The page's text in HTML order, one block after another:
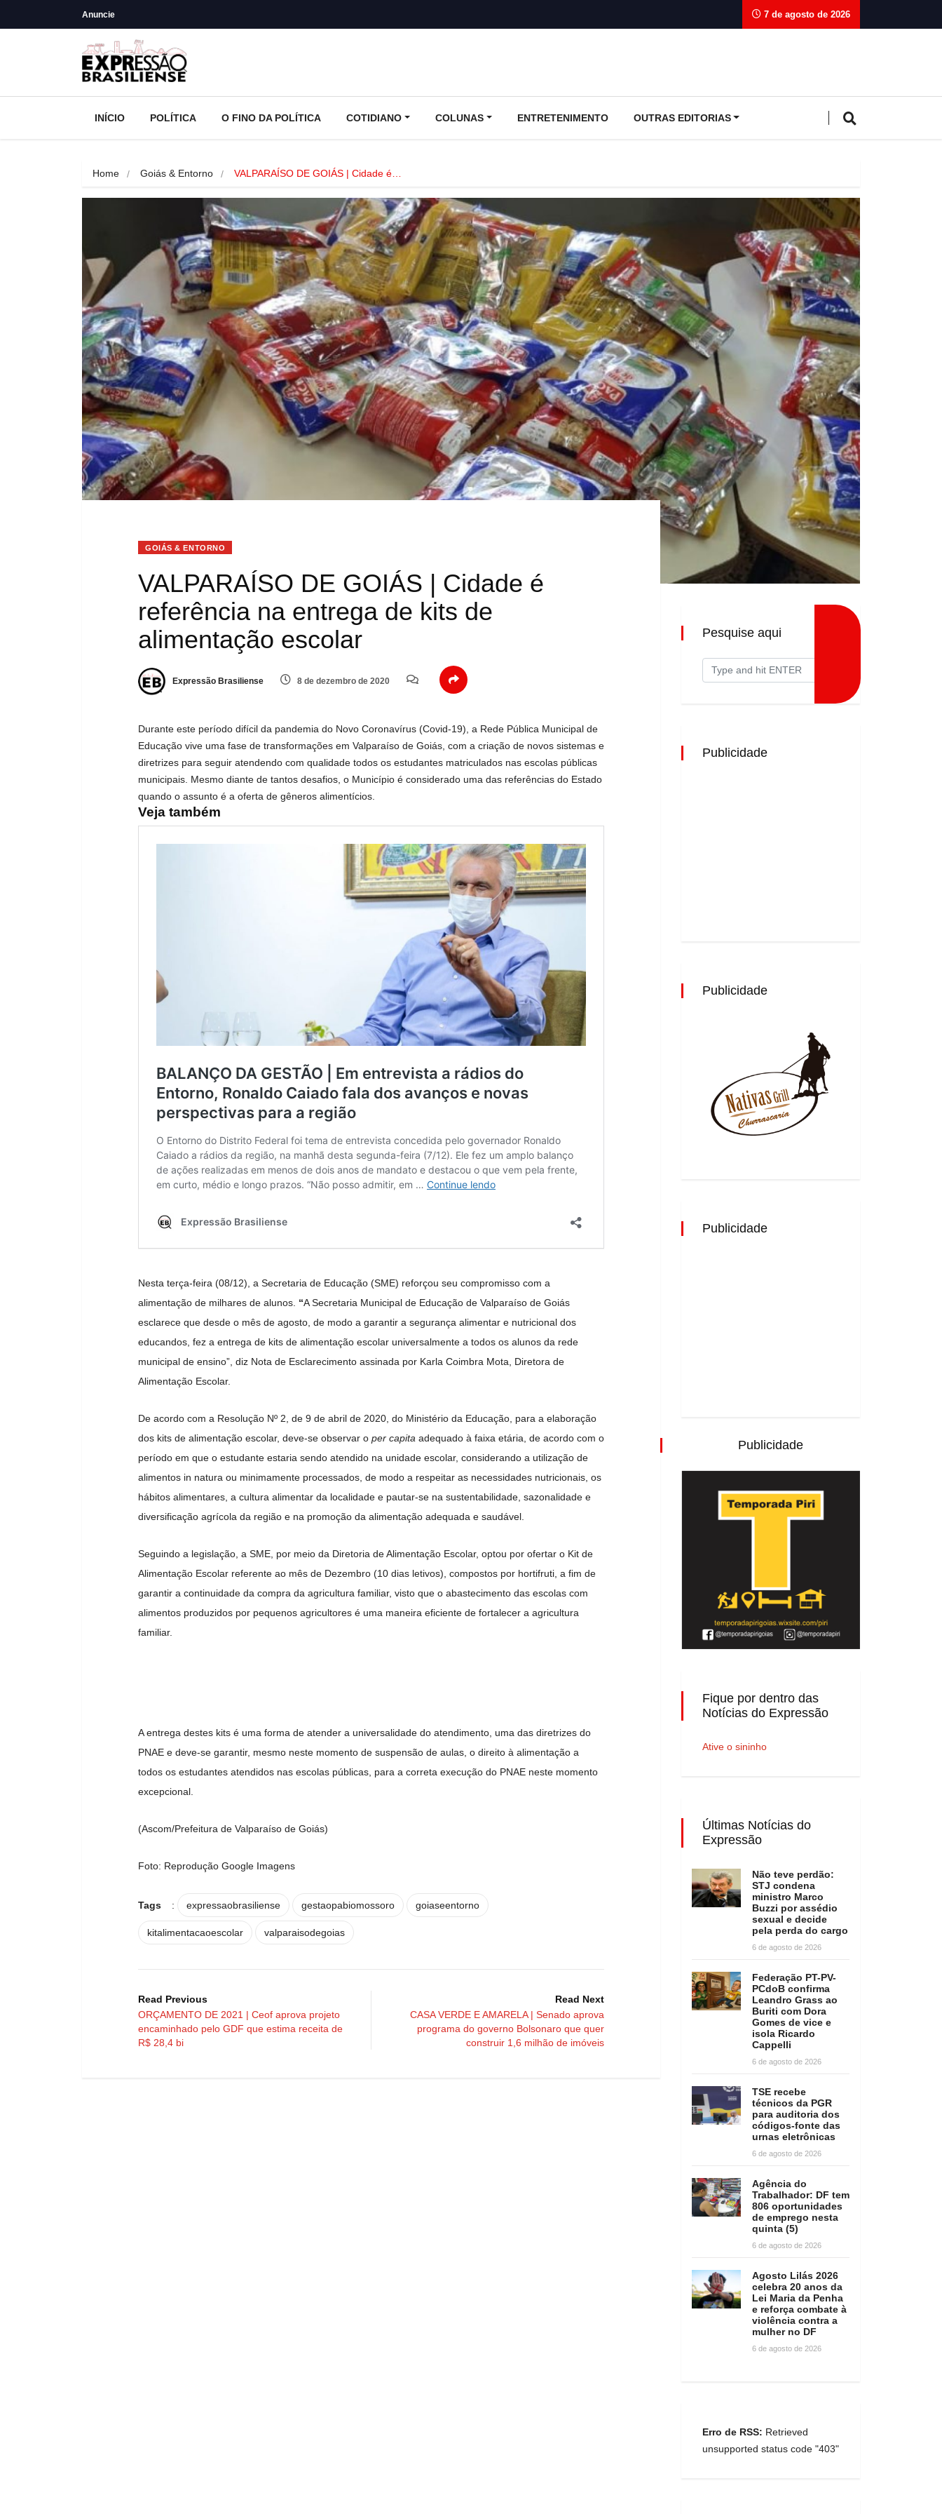
Anuncie 7 de agosto de 2026
INÍCIO POLÍTICA O FINO DA POLÍTICA COTIDIANO COLUNAS ENTRETENIMENTO OUTRAS EDITORIAS
Home Goiás & Entorno VALPARAÍSO DE GOIÁS | Cidade é…
GOIÁS & ENTORNO
VALPARAÍSO DE GOIÁS | Cidade é
referência na entrega de kits de
alimentação escolar
Expressão Brasiliense 8 de dezembro de 2020
Durante este período difícil da pandemia do Novo Coronavírus (Covid-19), a Rede Pública Municipal de
Educação vive uma fase de transformações em Valparaíso de Goiás, com a criação de novos sistemas e
diretrizes para seguir atendendo com qualidade todos os estudantes matriculados nas escolas públicas
municipais. Mesmo diante de tantos desafios, o Município é considerado uma das referências do Estado
quando o assunto é a oferta de gêneros alimentícios.
Veja também
Nesta terça-feira (08/12), a Secretaria de Educação (SME) reforçou seu compromisso com a
alimentação de milhares de alunos. “A Secretaria Municipal de Educação de Valparaíso de Goiás
esclarece que desde o mês de agosto, de modo a garantir a segurança alimentar e nutricional dos
educandos, fez a entrega de kits de alimentação escolar universalmente a todos os alunos da rede
municipal de ensino”, diz Nota de Esclarecimento assinada por Karla Coimbra Mota, Diretora de
Alimentação Escolar.
De acordo com a Resolução Nº 2, de 9 de abril de 2020, do Ministério da Educação, para a elaboração
dos kits de alimentação escolar, deve-se observar o per capita adequado à faixa etária, de acordo com o
período em que o estudante estaria sendo atendido na unidade escolar, considerando a utilização de
alimentos in natura ou minimamente processados, de modo a respeitar as necessidades nutricionais, os
hábitos alimentares, a cultura alimentar da localidade e pautar-se na sustentabilidade, sazonalidade e
diversificação agrícola da região e na promoção da alimentação adequada e saudável.
Seguindo a legislação, a SME, por meio da Diretoria de Alimentação Escolar, optou por ofertar o Kit de
Alimentação Escolar referente ao mês de Dezembro (10 dias letivos), compostos por hortifruti, a fim de
garantir a continuidade da compra da agricultura familiar, visto que o abastecimento das escolas com
alimentos produzidos por pequenos agricultores é uma maneira eficiente de fortalecer a agricultura
familiar.
A entrega destes kits é uma forma de atender a universalidade do atendimento, uma das diretrizes do
PNAE e deve-se garantir, mesmo neste momento de suspensão de aulas, o direito à alimentação a
todos os estudantes atendidos nas escolas públicas, para a correta execução do PNAE neste momento
excepcional.
(Ascom/Prefeitura de Valparaíso de Goiás)
Foto: Reprodução Google Imagens
Tags : expressaobrasiliense gestaopabiomossoro goiaseentorno
kitalimentacaoescolar valparaisodegoias
Read Previous
ORÇAMENTO DE 2021 | Ceof aprova projeto
encaminhado pelo GDF que estima receita de
R$ 28,4 bi
Read Next
CASA VERDE E AMARELA | Senado aprova
programa do governo Bolsonaro que quer
construir 1,6 milhão de imóveis
Pesquise aqui
Publicidade
Publicidade
Publicidade
Publicidade
Fique por dentro das
Notícias do Expressão
Ative o sininho
Últimas Notícias do
Expressão
Não teve perdão:
STJ condena
ministro Marco
Buzzi por assédio
sexual e decide
pela perda do cargo
6 de agosto de 2026
Federação PT-PV-
PCdoB confirma
Leandro Grass ao
Buriti com Dora
Gomes de vice e
isola Ricardo
Cappelli
6 de agosto de 2026
TSE recebe
técnicos da PGR
para auditoria dos
códigos-fonte das
urnas eletrônicas
6 de agosto de 2026
Agência do
Trabalhador: DF tem
806 oportunidades
de emprego nesta
quinta (5)
6 de agosto de 2026
Agosto Lilás 2026
celebra 20 anos da
Lei Maria da Penha
e reforça combate à
violência contra a
mulher no DF
6 de agosto de 2026
Erro de RSS: Retrieved
unsupported status code "403"